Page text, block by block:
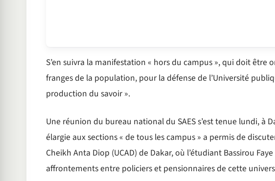
S’en suivra la manifestation « hors du campus », qui doit être
franges de la population, pour la défense de l’Université
production du savoir ».
Une réunion du bureau national du SAES s’est tenue lundi, à
élargie aux sections « de tous les campus » a permis de
Cheikh Anta Diop (UCAD) de Dakar, où l’étudiant Bassirou
affrontements entre policiers et pensionnaires de cette